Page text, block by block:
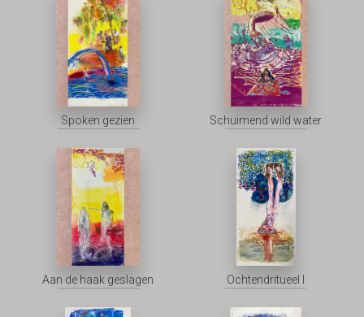
Spoken gezien Schuimend wild water
Aan de haak geslagen Ochtendritueel I